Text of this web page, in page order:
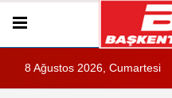
8 Ağustos 2026, Cumartesi